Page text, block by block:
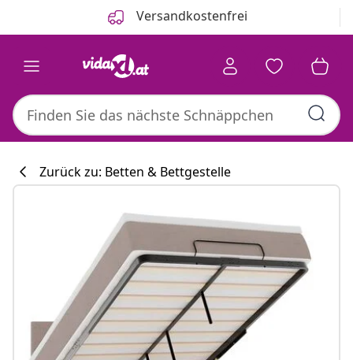
Versandkostenfrei
#sharemevidaxl
Zurück zu: Betten & Bettgestelle